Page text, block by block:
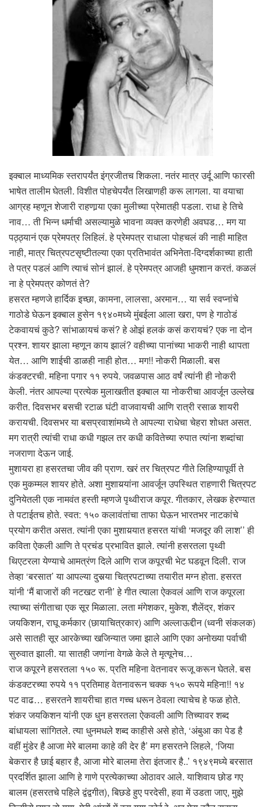
इक्बाल माध्यमिक स्तरापर्यंत इंग्रजीतच शिकला. नतंर मात्र उर्दू आणि फारसी
भाषेत तालीम घेतली. विशीत पोहचेपर्यंत लिखाणही करू लागला. या वयाचा
आग्रह म्हणून शेजारी राहणार्‍या एका मुलीच्या प्रेमातही पडला. राधा हे तिचे
नाव… ती भिन्न धर्माची असल्यामुळे भावना व्यक्त करणेही अवघड… मग या
पठ्ठ्यानं एक प्रेमपत्र लिहिलं. हे प्रेमपत्र राधाला पोहचलं की नाही माहित
नाही, मात्र चित्रपटसृष्टीतल्या एका प्रतिभावंत अभिनेता-दिग्दर्शकाच्या हाती
ते पत्र पडलं आणि त्याचं सोनं झालं. हे प्रेमपत्र आजही धुमशान करतं. कळलं
ना हे प्रेमपत्र कोणतं ते?
हसरत म्हणजे हार्दिक इच्छा, कामना, लालसा, अरमान… या सर्व स्वप्नांचे
गाठोडे घेऊन इक्बाल हुसेन १९४०मध्ये मुंबईला आला खरा, पण हे गाठोडं
टेकवायचं कुठे? सांभाळायचं कसं? हे ओझं हलकं कसं करायचं? एक ना दोन
प्रश्न. शायर झाला म्हणून काय झालं? वहीच्या पानांच्या भाकरी नाही थापता
येत… आणि शाईची डाळही नाही होत… मग!! नोकरी मिळाली. बस
कंडक्टरची. महिना पगार ११ रुपये. जवळपास आठ वर्षं त्यांनी ही नोकरी
केली. नंतर आपल्या प्रत्येक मुलाखतीत इक्बाल या नोकरीचा आवर्जून उल्लेख
करीत. दिवसभर बसची रटाळ घंटी वाजवायची आणि रात्री रसाळ शायरी
करायची. दिवसभर या बसप्रवाशांमध्ये ते आपल्या राधेचा चेहरा शोधत असत.
मग रात्री त्यांची राधा कधी गझल तर कधी कवितेच्या रुपात त्यांना शब्दांचा
नजराणा देऊन जाई.
मुशायरा हा हसरतचा जीव की प्राण. खरं तर चित्रपट गीते लिहिण्यापूर्वी ते
एक मुकम्मल शायर होते. अशा मुशायर्‍यांना आवर्जून उपस्थित राहणारी चित्रपट
दुनियेतली एक नामवंत हस्ती म्हणजे पृथ्वीराज कपूर. गीतकार, लेखक हेरण्यात
ते पटाईतच होते. स्वत: १५० कलावंतांचा ताफा घेऊन भारतभर नाटकांचे
प्रयोग करीत असत. त्यांनी एका मुशायर्‍यात हसरत यांची ‘मजदूर की लाश’’ ही
कविता ऐकली आणि ते प्रचंड प्रभावित झाले. त्यांनी हसरतला पृथ्वी
थिएटरला येण्याचे आमत्रंण दिले आणि राज कपूरची भेट घडवून दिली. राज
तेव्हा ‘बरसात’ या आपल्या दुसर्‍या चित्रपटाच्या तयारीत मग्न होता. हसरत
यांनी ‘मैं बाजारों की नटखट रानी’ हे गीत त्याला ऐकवलं आणि राज कपूरला
त्याच्या संगीताचा एक सूर मिळाला. लता मंगेशकर, मुकेश, शैलेंद्र, शंकर
जयकिशन, राघू कर्मकार (छायाचित्रकार) आणि अल्लाऊद्दीन (ध्वनी संकलक)
असे सातही सूर आरकेच्या खजिन्यात जमा झाले आणि एका अनोख्या पर्वाची
सुरुवात झाली. या सातही जणांना वेगळे केले ते मृत्यूनेच…
राज कपूरने हसरतला १५० रू. प्रति महिना वेतनावर रूजू करून घेतले. बस
कंडक्टरच्या रुपये ११ प्रतिमाह वेतनावरून चक्क १५० रूपये महिना!! १४
पट वाढ… हसरतने शायरीचा हात गच्च धरून ठेवला त्याचेच हे फळ होते.
शंकर जयकिशन यांनी एक धुन हसरतला ऐकवली आणि तिच्यावर शब्द
बांधायला सांगितले. त्या धुनमधले शब्द काहीसे असे होते, ‘अंबुआ का पेड है
वहीं मुंडेर है आजा मेरे बालमा काहे की देर है’ मग हसरतने लिहले, ‘जिया
बेकरार है छाई बहार है, आजा मोरे बालमा तेरा इंतजार है..’ १९४९मध्ये बरसात
प्रदर्शित झाला आणि हे गाणे प्रत्येकाच्या ओठावर आले. याशिवाय छोड गए
बालम (हसरतचे पहिले द्वंद्वगीत), बिछडे हुए परदेसी, हवा में उडता जाए, मुझे